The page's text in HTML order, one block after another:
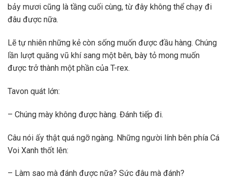
bảy mươi cũng là tầng cuối cùng, từ đây không thể chạy đi
đâu được nữa.
Lẽ tự nhiên những kẻ còn sống muốn được đầu hàng. Chúng
lần lượt quăng vũ khí sang một bên, bày tỏ mong muốn
được trở thành một phần của T-rex.
Tavon quát lớn:
– Chúng mày không được hàng. Đánh tiếp đi.
Câu nói ấy thật quá ngỡ ngàng. Những người lính bên phía Cá
Voi Xanh thốt lên:
– Làm sao mà đánh được nữa? Sức đâu mà đánh?